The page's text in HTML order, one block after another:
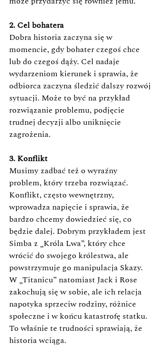
2. Cel bohatera
Dobra historia zaczyna się w
momencie, gdy bohater czegoś chce
lub do czegoś dąży. Cel nadaje
wydarzeniom kierunek i sprawia, że
odbiorca zaczyna śledzić dalszy rozwój
sytuacji. Może to być na przykład
rozwiązanie problemu, podjęcie
trudnej decyzji albo uniknięcie
zagrożenia.
3. Konflikt
Musimy zadbać też o wyraźny
problem, który trzeba rozwiązać.
Konflikt, często wewnętrzny,
wprowadza napięcie i sprawia, że
bardzo chcemy dowiedzieć się, co
będzie dalej. Dobrym przykładem jest
Simba z „Króla Lwa”, który chce
wrócić do swojego królestwa, ale
powstrzymuje go manipulacja Skazy.
W „Titanicu” natomiast Jack i Rose
zakochują się w sobie, ale ich relacja
napotyka sprzeciw rodziny, różnice
społeczne i w końcu katastrofę statku.
To właśnie te trudności sprawiają, że
historia wciąga.